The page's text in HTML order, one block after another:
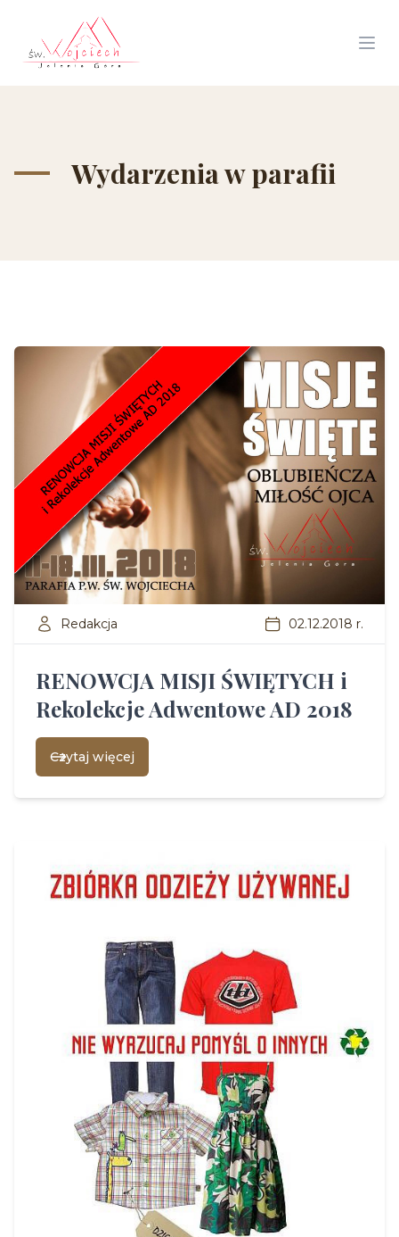
Wydarzenia w parafii
Redakcja 02.12.2018 r.
RENOWCJA MISJI ŚWIĘTYCH i
Rekolekcje Adwentowe AD 2018
Czytaj więcej